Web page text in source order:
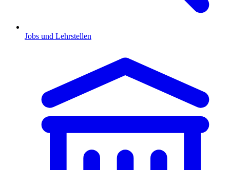
Jobs und Lehrstellen